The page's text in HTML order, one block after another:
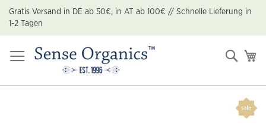
Zum
Inhalt
springen
Gratis Versand in DE ab 50€, in AT ab 100€ // Schnelle Lieferung in
1-2 Tagen
Suche